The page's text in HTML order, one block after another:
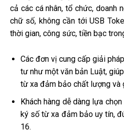
cả các cá nhân, tổ chức, doanh
chữ số, không cần tới USB
thời gian, công sức, tiền bạc
Các đơn vị cung cấp giải
tư như một văn bản Luật,
từ xa đảm bảo chất lượng và
Khách hàng dễ dàng lựa
ký số từ xa đảm bảo uy tín,
16.